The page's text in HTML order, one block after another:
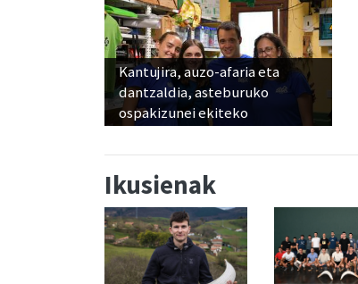
Kantujira, auzo-afaria eta
dantzaldia, asteburuko
ospakizunei ekiteko
Ikusienak